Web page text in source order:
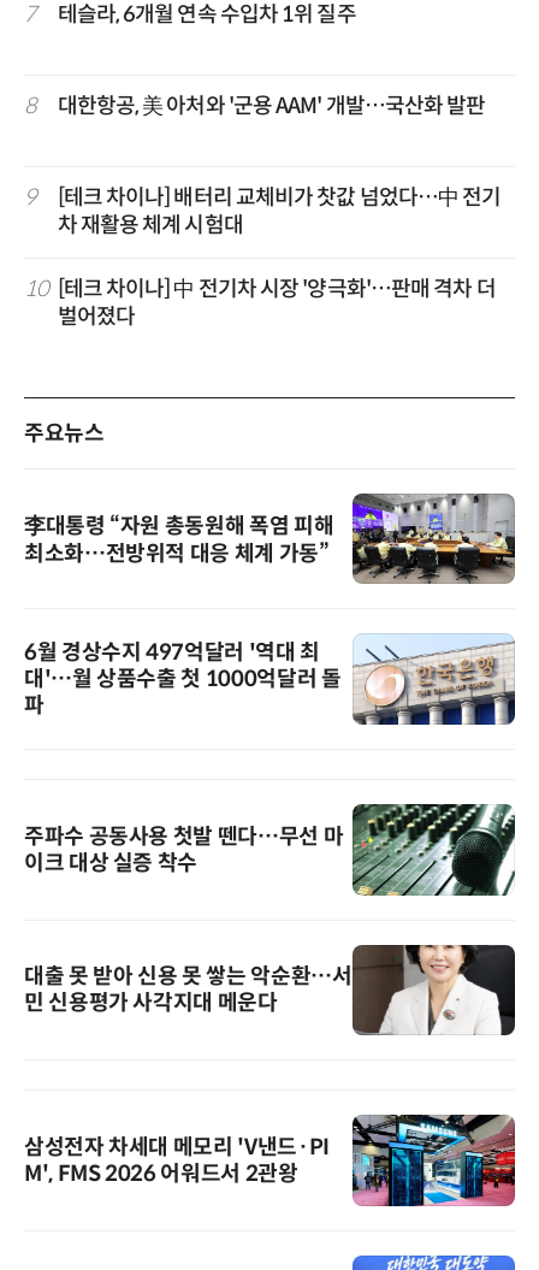
7 테슬라, 6개월 연속 수입차 1위 질주
8 대한항공, 美 아처와 '군용 AAM' 개발…국산화 발판
9
[테크 차이나] 배터리 교체비가 찻값 넘었다…中 전기
차 재활용 체계 시험대
10
[테크 차이나] 中 전기차 시장 '양극화'…판매 격차 더
벌어졌다
주요뉴스
李대통령 “자원 총동원해 폭염 피해
최소화…전방위적 대응 체계 가동”
6월 경상수지 497억달러 '역대 최
대'…월 상품수출 첫 1000억달러 돌
파
주파수 공동사용 첫발 뗀다…무선 마
이크 대상 실증 착수
대출 못 받아 신용 못 쌓는 악순환…서
민 신용평가 사각지대 메운다
삼성전자 차세대 메모리 'V낸드·PI
M', FMS 2026 어워드서 2관왕